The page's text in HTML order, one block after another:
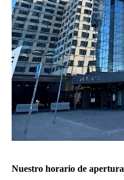
Nuestro horario de apertura